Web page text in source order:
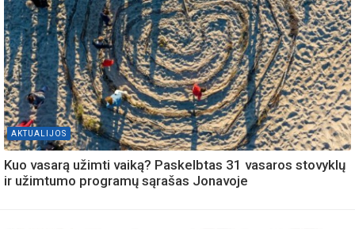
AKTUALIJOS
Kuo vasarą užimti vaiką? Paskelbtas 31 vasaros stovyklų
ir užimtumo programų sąrašas Jonavoje